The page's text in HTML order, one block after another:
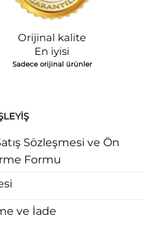
Orijinal kalite
En iyisi
Sadece orijinal ürünler
Sözleşmesi ve Ön
Formu
ve İade